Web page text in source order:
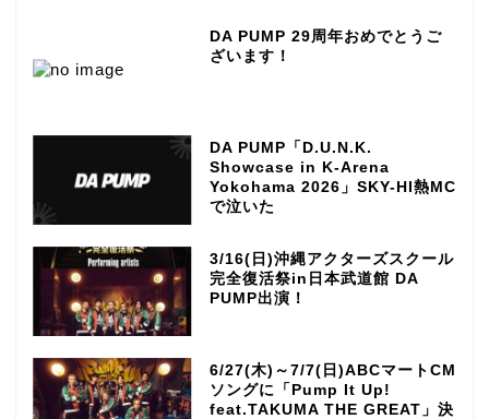
DA PUMP 29周年おめでとうご
ざいます！
DA PUMP「D.U.N.K.
Showcase in K-Arena
Yokohama 2026」SKY-HI熱MC
で泣いた
3/16(日)沖縄アクターズスクール
完全復活祭in日本武道館 DA
PUMP出演！
6/27(木)～7/7(日)ABCマートCM
ソングに「Pump It Up!
feat.TAKUMA THE GREAT」決